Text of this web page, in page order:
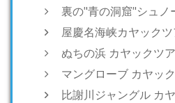
裏の"青の洞窟"シュノ
屋慶名海峡カヤック
ぬちの浜 カヤックツ
マングローブ カヤッ
比謝川ジャングル カ